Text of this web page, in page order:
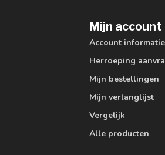
Mijn account
Account informatie
Herroeping
Mijn bestellingen
Mijn verlanglijst
Vergelijk
Alle producten